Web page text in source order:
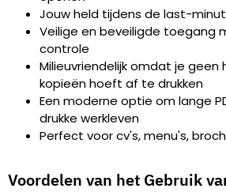
Jouw held tijdens de last-
Veilige en beveiligde toegang
controle
Milieuvriendelijk omdat je
kopieën hoeft af te drukken
Een moderne optie om lange
drukke werkleven
Perfect voor cv's, menu's,
Voordelen van het Gebruik